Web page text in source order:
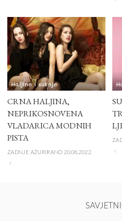
Haljine i suknje
CRNA HALJINA,
NEPRIKOSNOVENA
VLADARICA MODNIH
PISTA
ZADNJE AŽURIRANO 20.08.2022.